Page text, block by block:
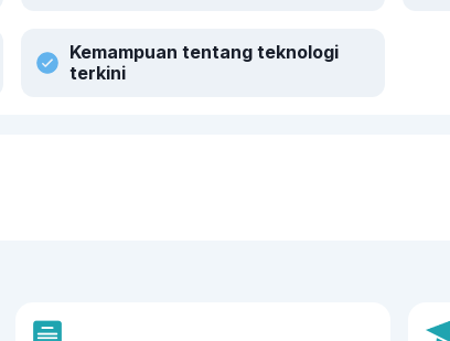
Kemampuan tentang teknologi
terkini